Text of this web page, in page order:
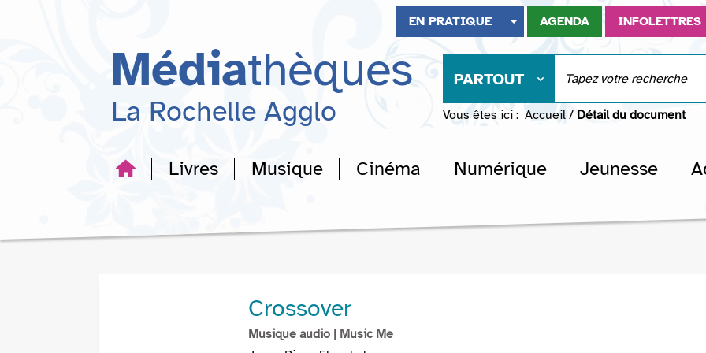
recherche
EN PRATIQUE AGENDA INFOLETTRES
Médiathèques
La Rochelle Agglo
PARTOUT
Vous êtes ici : Accueil / Détail du document
Livres Musique Cinéma Numérique Jeunesse
Crossover
Musique audio | Music Me